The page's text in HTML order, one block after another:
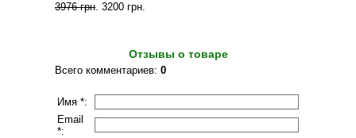
3976 грн. 3200 грн.
Отзывы о товаре
Всего комментариев: 0
Имя *:
Email
*: